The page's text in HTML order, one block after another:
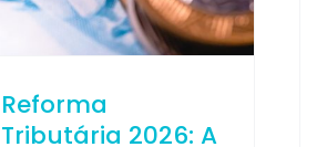
Reforma
Tributária 2026: A